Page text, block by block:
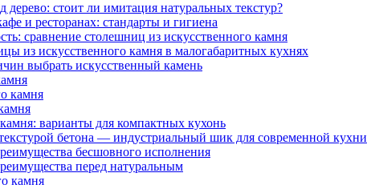
стоит ли имитация натуральных текстур?
и ресторанах: стандарты и гигиена
сравнение столешниц из искусственного камня
из искусственного камня в малогабаритных кухнях
выбрать искусственный камень
камня
варианты для компактных кухонь
бетона — индустриальный шик для современной кухни
бесшовного исполнения
перед натуральным
камня